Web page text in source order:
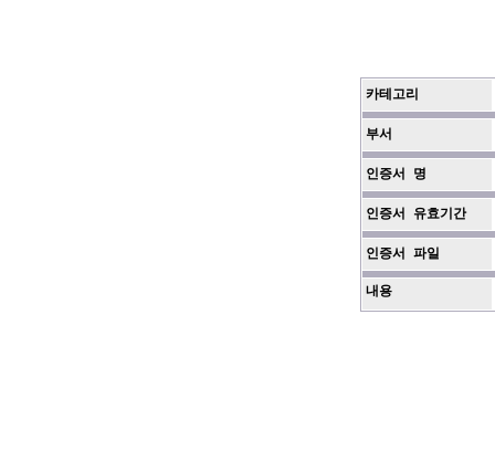
카테고리
부서
인증서 명
인증서 유효기간
인증서 파일
내용